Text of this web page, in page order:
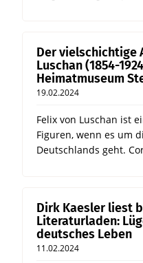
Der vielschichtige
Luschan (1854-
Heimatmuseum
19.02.2024
Felix von Luschan ist
Figuren, wenn es um
Deutschlands geht.
Dirk Kaesler liest
Literaturladen:
deutsches Leben
11.02.2024